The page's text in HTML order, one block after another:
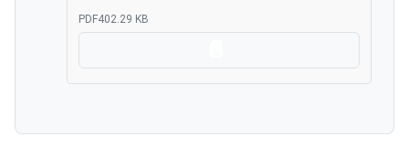
PDF402.29 KB